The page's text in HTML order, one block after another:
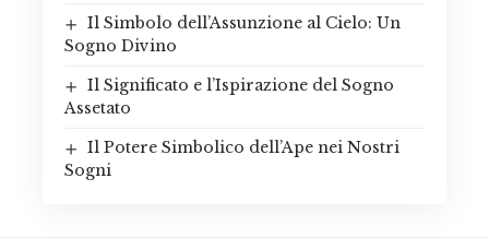
Il Simbolo dell’Assunzione al Cielo: Un
Sogno Divino
Il Significato e l’Ispirazione del Sogno
Assetato
Il Potere Simbolico dell’Ape nei Nostri
Sogni